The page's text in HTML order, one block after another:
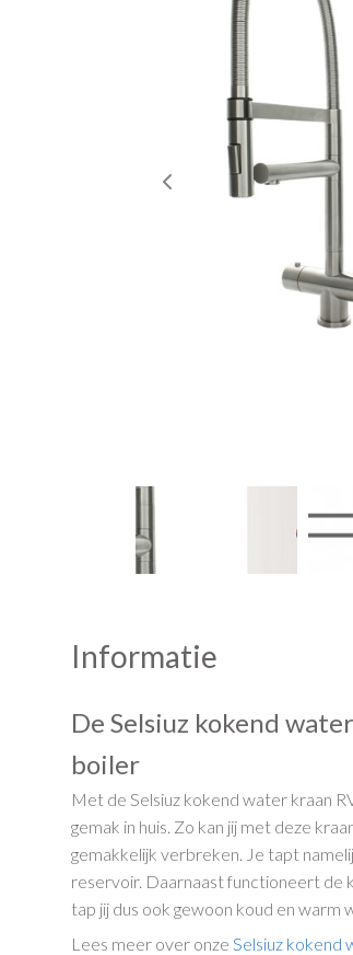
Informatie
De Selsiuz kokend
boiler
Met de Selsiuz kokend water kraan
gemak in huis. Zo kan jij met deze
gemakkelijk verbreken. Je tapt
reservoir. Daarnaast functioneert de
tap jij dus ook gewoon koud en warm
Lees meer over onzeSelsiuz kokend